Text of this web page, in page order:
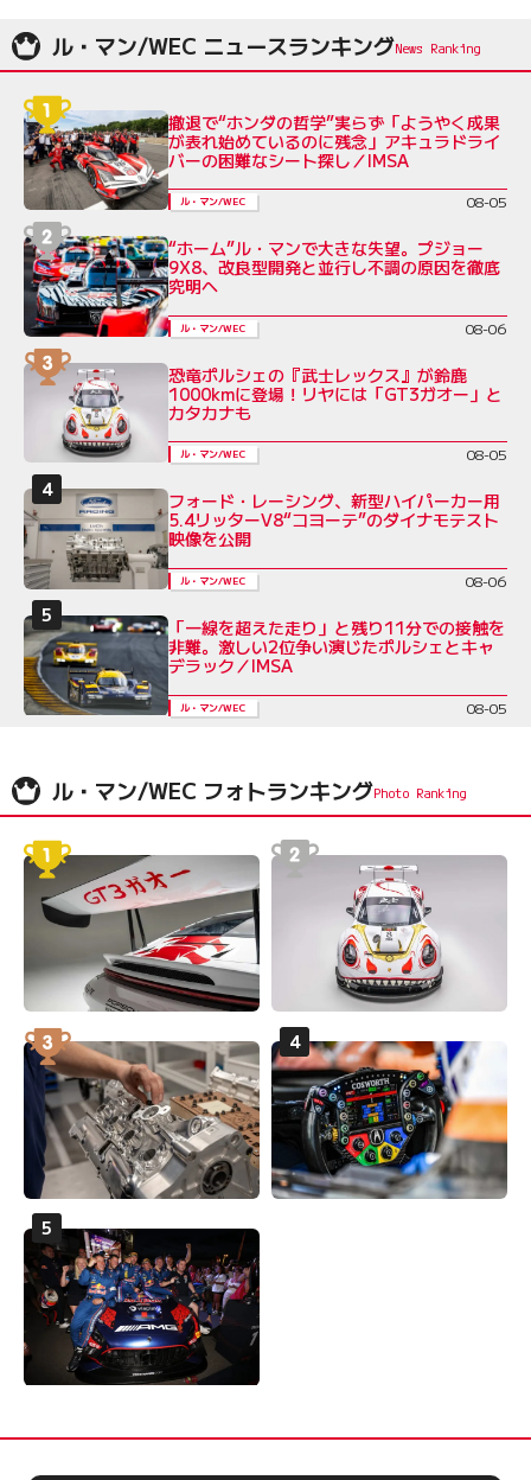
ル・マン/WEC ニュースランキング
撤退で“ホンダの哲学”実らず「ようやく成果
が表れ始めているのに残念」アキュラドライ
バーの困難なシート探し／IMSA
ル・マン/WEC 08-05
“ホーム”ル・マンで大きな失望。プジョー
9X8、改良型開発と並行し不調の原因を徹底
究明へ
ル・マン/WEC 08-06
恐竜ポルシェの『武士レックス』が鈴鹿
1000kmに登場！リヤには「GT3ガオー」と
カタカナも
ル・マン/WEC 08-05
フォード・レーシング、新型ハイパーカー用
5.4リッターV8“コヨーテ”のダイナモテスト
映像を公開
ル・マン/WEC 08-06
「一線を超えた走り」と残り11分での接触を
非難。激しい2位争い演じたポルシェとキャ
デラック／IMSA
ル・マン/WEC 08-05
ル・マン/WEC フォトランキング